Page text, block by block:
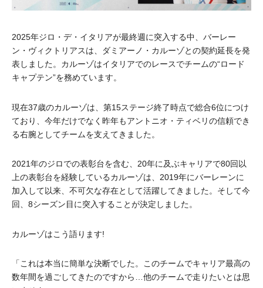
2025年ジロ・デ・イタリアが最終週に突入する中、バーレー
ン・ヴィクトリアスは、ダミアーノ・カルーゾとの契約延長を発
表しました。カルーゾはイタリアでのレースでチームの“ロード
キャプテン”を務めています。
現在37歳のカルーゾは、第15ステージ終了時点で総合6位につけ
ており、今年だけでなく昨年もアントニオ・ティベリの信頼でき
る右腕としてチームを支えてきました。
2021年のジロでの表彰台を含む、20年に及ぶキャリアで80回以
上の表彰台を経験しているカルーゾは、2019年にバーレーンに
加入して以来、不可欠な存在として活躍してきました。そして今
回、8シーズン目に突入することが決定しました。
カルーゾはこう語ります!
「これは本当に簡単な決断でした。このチームでキャリア最高の
数年間を過ごしてきたのですから…他のチームで走りたいとは思